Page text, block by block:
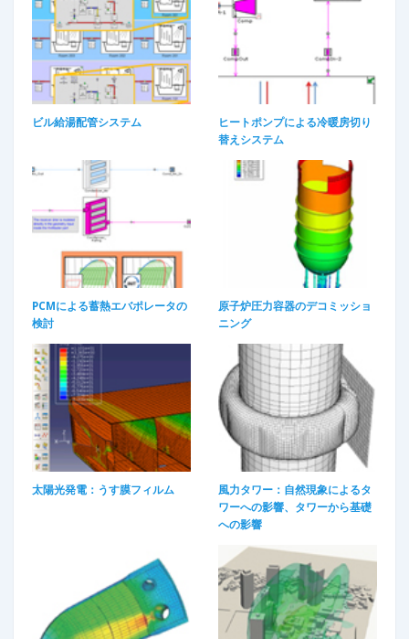
ビル給湯配管システム
ヒートポンプによる冷暖房切り
替えシステム​
PCMによる蓄熱エバポレータの
検討
原子炉圧力容器のデコミッショ
ニング
太陽光発電：うす膜フィルム
風力タワー：自然現象によるタ
ワーへの影響、タワーから基礎
への影響​